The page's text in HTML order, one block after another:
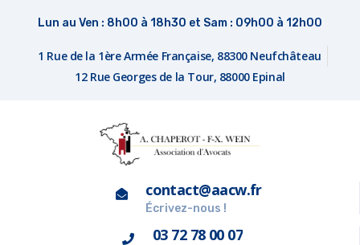
Lun au Ven : 8h00 à 18h30 et Sam : 09h00 à 12h00
1 Rue de la 1ère Armée Française, 88300 Neufchâteau
12 Rue Georges de la Tour, 88000 Epinal
contact@aacw.fr
Écrivez-nous !
03 72 78 00 07